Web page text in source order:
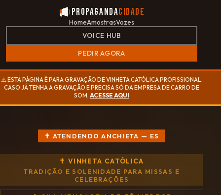
PropagandaCidade
HomeAmostrasVozes
VOICE HUB
PEDIR AGORA
⚠️ ESTA PÁGINA É PARA GRAVAÇÃO DE VINHETA CATÓLICA PROFISSIONAL.
CASO JÁ TENHA A GRAVAÇÃO E PRECISA SÓ DA EMPRESA DE CARRO DE
SOM,ACESSE AQUI
✝ ATENDENDO ANCHIETA — ES
✝ VINHETA CATÓLICA
TRADIÇÃO E SOLENIDADE PARA MISSAS E
CELEBRAÇÕES